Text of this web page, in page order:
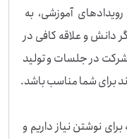
آموزشی، به
دانش و علاقه کافی در
شرکت در جلسات و تولید
نو و خلاقانه برای نوشتن نیاز داریم و